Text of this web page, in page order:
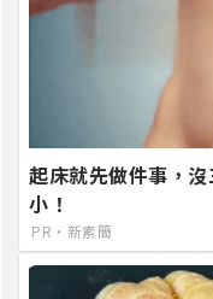
起床就先做件事，
小！
PR・新素簡